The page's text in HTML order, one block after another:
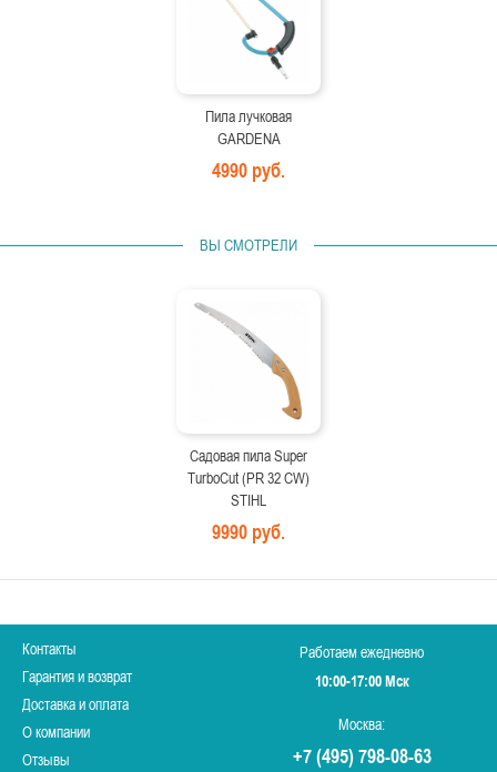
Пила лучковая
GARDENA
4990 руб.
ВЫ СМОТРЕЛИ
Садовая пила Super
TurboCut (PR 32 CW)
STIHL
9990 руб.
Контакты
Гарантия и возврат
Доставка и оплата
О компании
Отзывы
Работаем ежедневно
10:00-17:00 Мск
Москва:
+7 (495) 798-08-63